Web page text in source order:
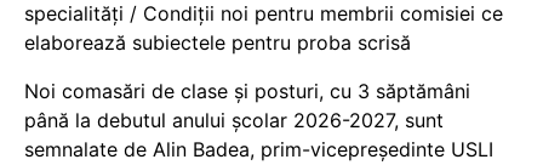
specialități / Condiții noi pentru membrii comisiei ce
elaborează subiectele pentru proba scrisă
Noi comasări de clase și posturi, cu 3 săptămâni
până la debutul anului școlar 2026-2027, sunt
semnalate de Alin Badea, prim-vicepreședinte USLI